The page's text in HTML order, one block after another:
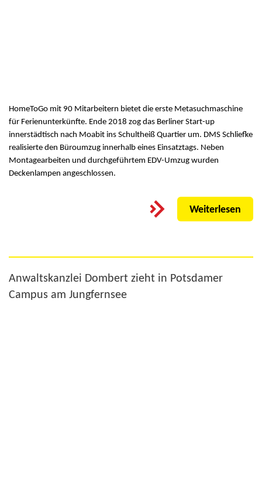
HomeToGo mit 90 Mitarbeitern bietet die erste Metasuchmaschine
für Ferienunterkünfte. Ende 2018 zog das Berliner Start-up
innerstädtisch nach Moabit ins Schultheiß Quartier um. DMS Schliefke
realisierte den Büroumzug innerhalb eines Einsatztags. Neben
Montagearbeiten und durchgeführtem EDV-Umzug wurden
Deckenlampen angeschlossen.
Weiterlesen
Anwaltskanzlei Dombert zieht in Potsdamer
Campus am Jungfernsee